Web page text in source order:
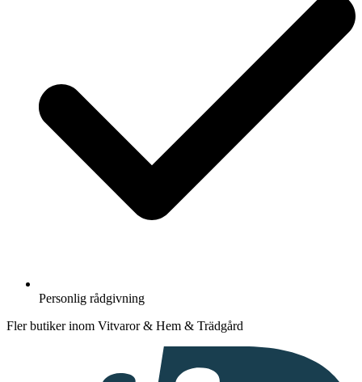
Personlig rådgivning
Fler butiker inom Vitvaror & Hem & Trädgård